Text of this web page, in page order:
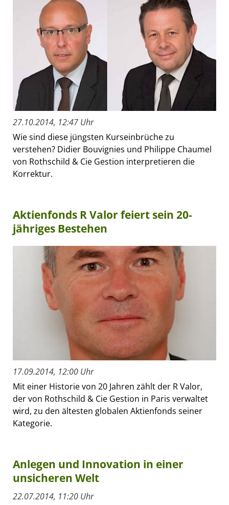
27.10.2014, 12:47 Uhr
Wie sind diese jüngsten Kurseinbrüche zu
verstehen? Didier Bouvignies und Philippe Chaumel
von Rothschild & Cie Gestion interpretieren die
Korrektur.
Aktienfonds R Valor feiert sein 20-
jähriges Bestehen
17.09.2014, 12:00 Uhr
Mit einer Historie von 20 Jahren zählt der R Valor,
der von Rothschild & Cie Gestion in Paris verwaltet
wird, zu den ältesten globalen Aktienfonds seiner
Kategorie.
Anlegen und Innovation in einer
unsicheren Welt
22.07.2014, 11:20 Uhr